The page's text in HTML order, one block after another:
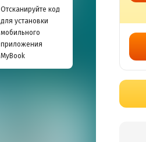
Отсканируйте код
для установки
мобильного
приложения
MyBook